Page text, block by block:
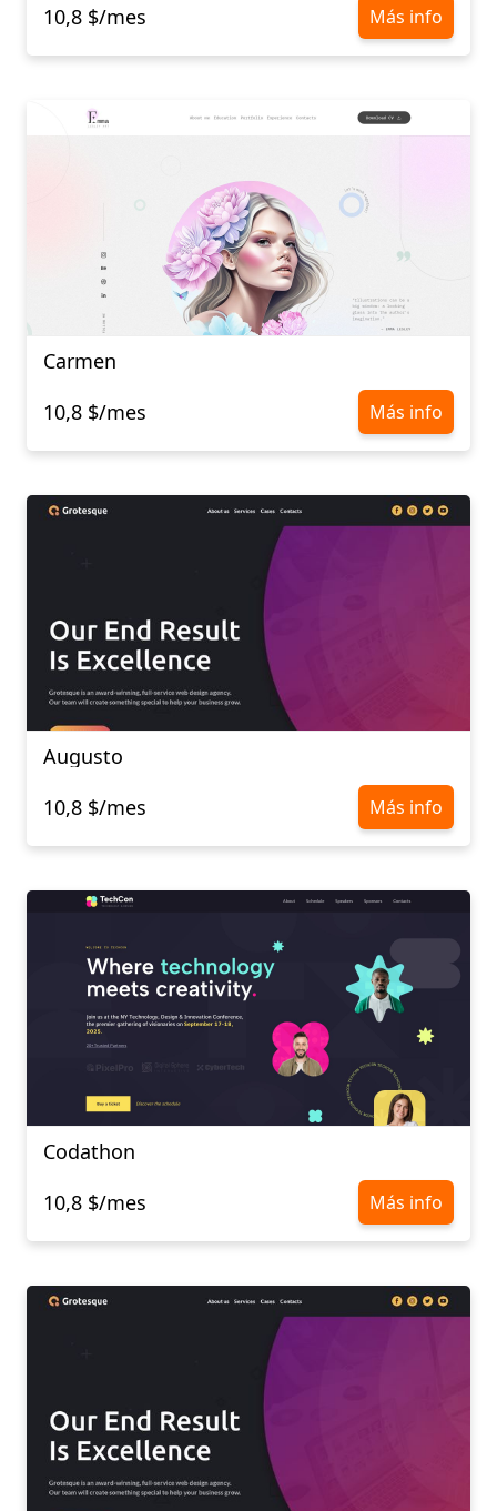
10,8 $/mes Más info
Carmen
10,8 $/mes
Más info
Augusto
10,8 $/mes
Más info
Codathon
10,8 $/mes
Más info